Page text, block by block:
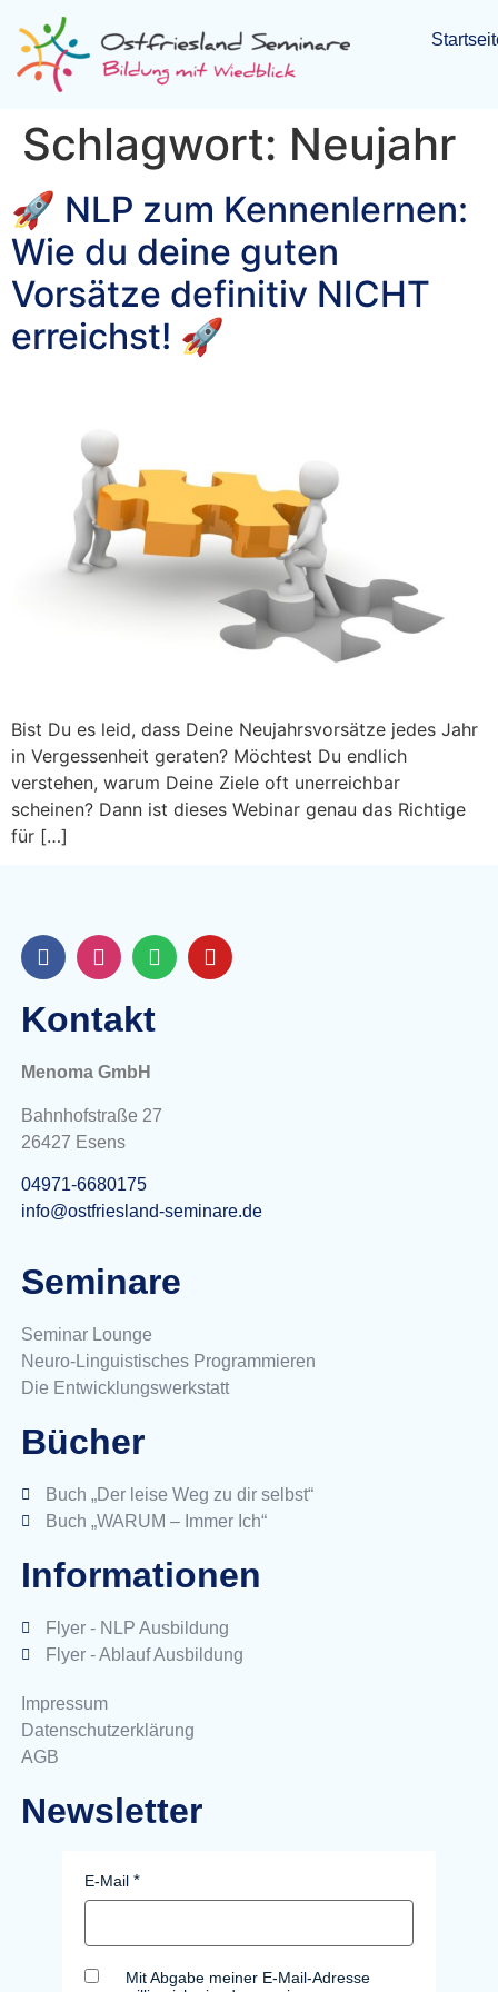
Schlagwort: Neujahr
🚀 NLP zum Kennenlernen:
Wie du deine guten
Vorsätze definitiv NICHT
erreichst! 🚀
Bist Du es leid, dass Deine Neujahrsvorsätze jedes Jahr
in Vergessenheit geraten? Möchtest Du endlich
verstehen, warum Deine Ziele oft unerreichbar
scheinen? Dann ist dieses Webinar genau das Richtige
für […]
Kontakt
Menoma GmbH
Bahnhofstraße 27
26427 Esens
04971-6680175
info@ostfriesland-seminare.de
Seminare
Seminar Lounge
Neuro-Linguistisches Programmieren
Die Entwicklungswerkstatt
Bücher
Buch „Der leise Weg zu dir selbst“
Buch „WARUM – Immer Ich“
Informationen
Flyer - NLP Ausbildung
Flyer - Ablauf Ausbildung
Impressum
Datenschutzerklärung
AGB
Newsletter
E-Mail
Mit Abgabe meiner E-Mail-Adresse